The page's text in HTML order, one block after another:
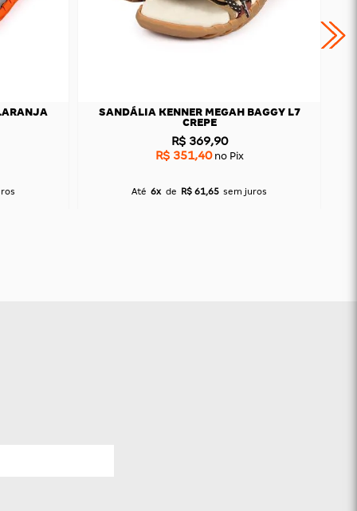
SANDÁLIA KENNER MEGAH BAGGY L7
CREPE
R$ 369,90
R$ 351,40no Pix
Até 6x de R$ 61,65 sem juros